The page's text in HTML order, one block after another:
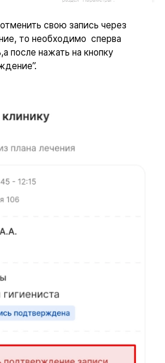
свою запись через
то необходимо сперва
после нажать на кнопку